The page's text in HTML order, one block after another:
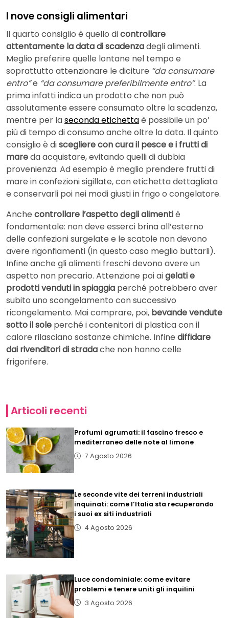
I nove consigli alimentari
Il quarto consiglio è quello dicontrollare
attentamente la data di scadenzadegli alimenti.
Meglio preferire quelle lontane nel tempo e
soprattutto attenzionare le diciture “da consumare
entro”e “da consumare preferibilmente entro”. La
prima infatti indica un prodotto che non può
assolutamente essere consumato oltre la scadenza,
mentre per laseconda etichettaè possibile un po’
più di tempo di consumo anche oltre la data. Il quinto
consiglio è discegliere con cura il pesce e i frutti di
mareda acquistare, evitando quelli di dubbia
provenienza. Ad esempio è meglio prendere frutti di
mare in confezioni sigillate, con etichetta dettagliata
e conservarli poi nei modi giusti in frigo o congelatore.
Anche controllare l’aspetto degli alimentiè
fondamentale: non deve esserci brina all’esterno
delle confezioni surgelate e le scatole non devono
avere rigonfiamenti (in questo caso meglio buttarli).
Infine anche gli alimenti freschi devono avere un
aspetto non precario. Attenzione poi aigelati e
prodotti venduti in spiaggia perché potrebbero aver
subito uno scongelamento con successivo
ricongelamento. Mai comprare, poi, bevande vendute
sotto il sole perché i contenitori di plastica con il
calore rilasciano sostanze chimiche. Infine diffidare
dai rivenditori di stradache non hanno celle
frigorifere.
Articoli recenti
Profumi agrumati: il fascino fresco e
mediterraneo delle note al limone
7 Agosto 2026
Le seconde vite dei terreni industriali
inquinati: come l’Italia sta recuperando
i suoi ex siti industriali
4 Agosto 2026
Luce condominiale: come evitare
problemi e tenere uniti gli inquilini
3 Agosto 2026